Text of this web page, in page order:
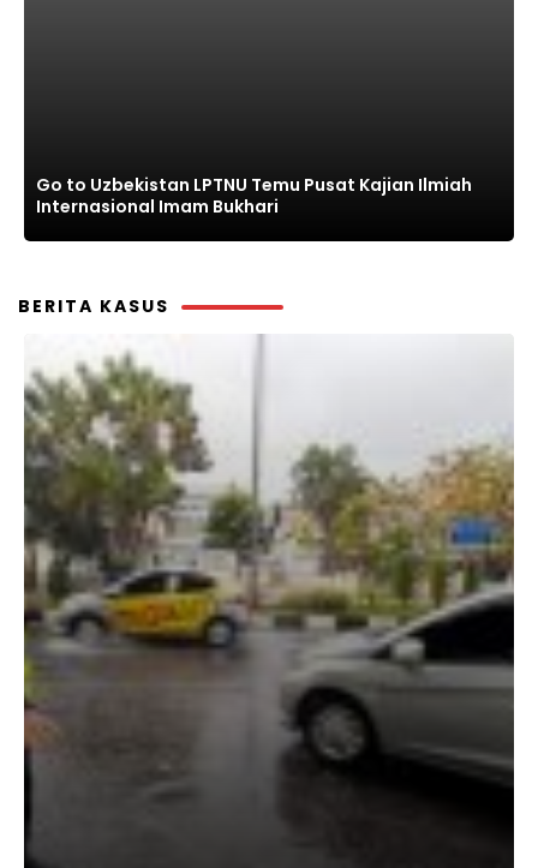
Go to Uzbekistan LPTNU Temu Pusat Kajian Ilmiah
Internasional Imam Bukhari
BERITA KASUS